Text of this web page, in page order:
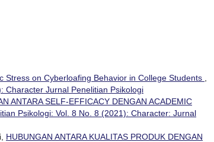
Stress on Cyberloafing Behavior in College Students
Character Jurnal Penelitian Psikologi
ANTARA SELF-EFFICACY DENGAN ACADEMIC
Psikologi: Vol. 8 No. 8 (2021): Character: Jurnal
HUBUNGAN ANTARA KUALITAS PRODUK DENGAN